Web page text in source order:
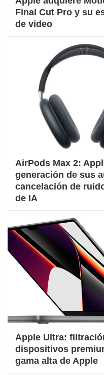
Final Cut Pro y su
de video
AirPods Max 2:
generación de sus
cancelación de
de IA
Apple Ultra:
dispositivos
gama alta de Apple